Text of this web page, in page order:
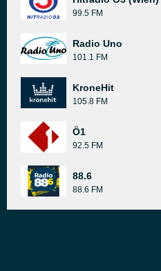
99.5 FM
Radio Uno
101.1 FM
KroneHit
105.8 FM
Ö1
92.5 FM
88.6
88.6 FM